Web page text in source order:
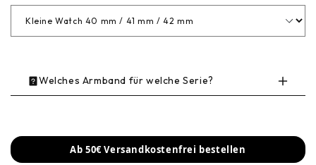
Welches Armband für welche Serie?
Ab 50€ Versandkostenfrei bestellen